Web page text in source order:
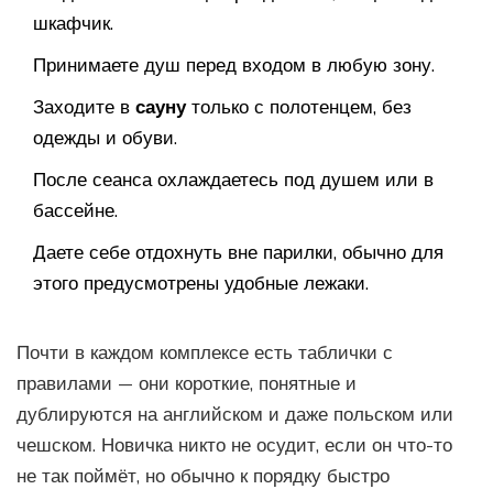
шкафчик.
Принимаете душ перед входом в любую зону.
Заходите в саунутолько с полотенцем, без
одежды и обуви.
После сеанса охлаждаетесь под душем или в
бассейне.
Даете себе отдохнуть вне парилки, обычно для
этого предусмотрены удобные лежаки.
Почти в каждом комплексе есть таблички с
правилами — они короткие, понятные и
дублируются на английском и даже польском или
чешском. Новичка никто не осудит, если он что-то
не так поймёт, но обычно к порядку быстро